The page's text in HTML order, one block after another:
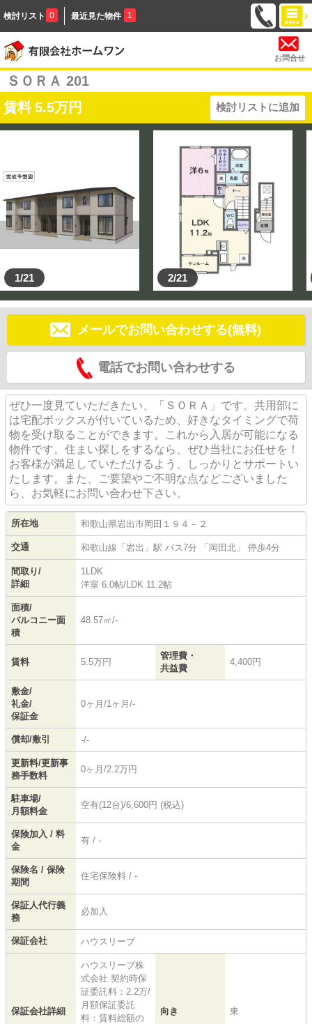
検討リスト 0 最近見た物件 1
お問合せ
ＳＯＲＡ 201
賃料 5.5万円 検討リストに追加
1/21 2/21
メールでお問い合わせする(無料)
電話でお問い合わせする
ぜひ一度見ていただきたい、「ＳＯＲＡ」です。共用部に
は宅配ボックスが付いているため、好きなタイミングで荷
物を受け取ることができます。これから入居が可能になる
物件です。住まい探しをするなら、ぜひ当社にお任せを！
お客様が満足していただけるよう、しっかりとサポートい
たします。また、ご要望やご不明な点などございました
ら、お気軽にお問い合わせ下さい。
所在地 和歌山県岩出市岡田 １９４－２
交通 和歌山線 「 岩出 」駅 バス7分 「岡田北」 停歩4分
間取り/
詳細
1LDK
洋室 6.0帖/ LDK 11.2帖
面積/
バルコニー面
積
48.57㎡/-
賃料 5.5万円
管理費・
共益費
4,400円
敷金/
礼金/
保証金
0ヶ月/1ヶ月/-
償却/敷引 -/-
更新料/更新事
務手数料
0ヶ月/2.2万円
駐車場/
月額料金
空有(12台)/6,600円 (税込)
保険加入 / 料
金
有 / -
保険名 / 保険
期間
住宅保険料 / -
保証人代行義
務
必加入
保証会社 ハウスリーブ
保証会社詳細
ハウスリーブ株
式会社 契約時保
証委託料：2.2万/
月額保証委託
料：賃料総額の
向き 東